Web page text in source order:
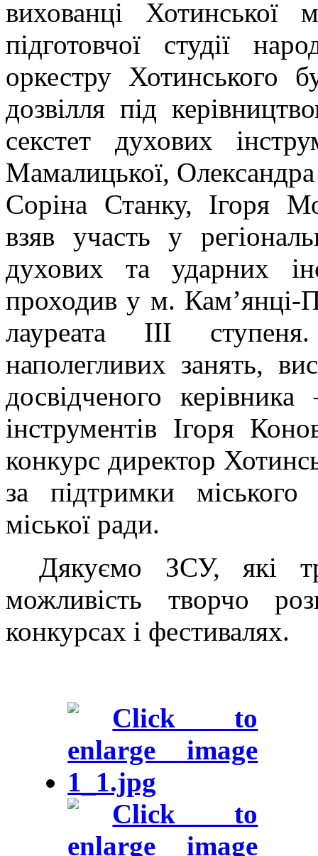
вихованці Хотинської
підготовчої студії
оркестру Хотинського
дозвілля під
секстет духових
Мамалицької,
Соріна Станку, Ігоря
взяв участь у
духових та ударних
проходив у м. Кам’янці-
лауреата ІІІ
наполегливих занять,
досвідченого
інструментів Ігоря
конкурс директор
за підтримки
міської ради.
Дякуємо ЗСУ, які
можливість творчо
конкурсах і фестивалях.